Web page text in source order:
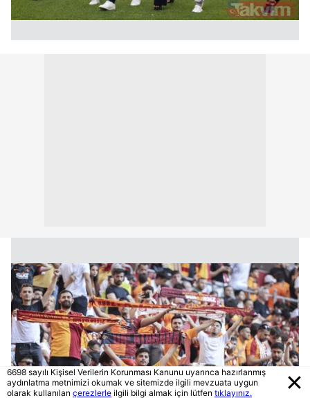
6698 sayılı Kişisel Verilerin Korunması Kanunu uyarınca hazırlanmış
aydınlatma metnimizi okumak ve sitemizde ilgili mevzuata uygun
olarak kullanılan çerezlerle ilgili bilgi almak için lütfen tıklayınız.